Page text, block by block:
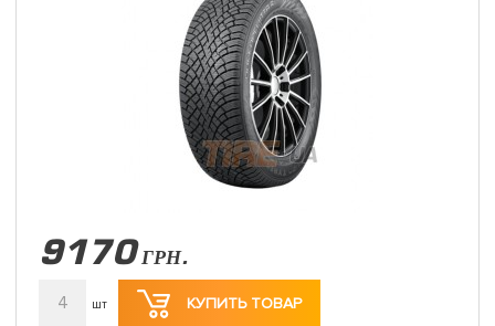
9170 ГРН.
4 шт КУПИТЬ ТОВАР